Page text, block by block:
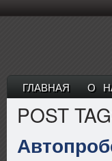
ГЛАВНАЯ О
POST